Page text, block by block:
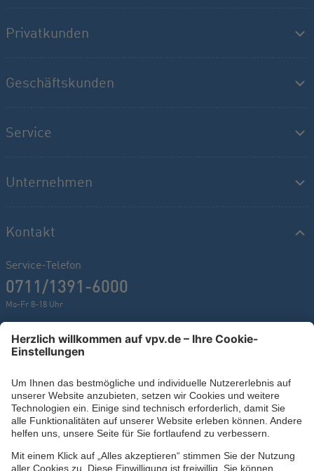
Privatkunden
Geschäftskunden
Service
Unternehmen
Kontakt
Service-Telefon
0711/1391-6000
Mo-Fr 8-18 Uhr
Kontaktformular